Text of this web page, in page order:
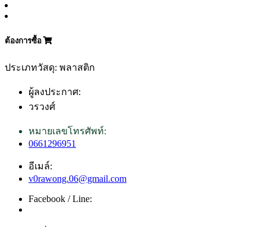
ต้องการซื้อ
ประเภทวัสดุ: พลาสติก
ผู้ลงประกาศ:
วรวงศ์
หมายเลขโทรศัพท์:
0661296951
อีเมล์:
v0rawong.06@gmail.com
Facebook / Line: